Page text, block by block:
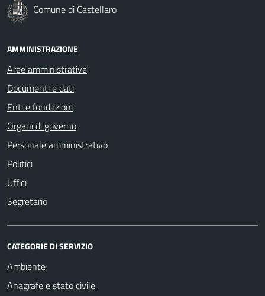
Comune di Castellaro
AMMINISTRAZIONE
Aree amministrative
Documenti e dati
Enti e fondazioni
Organi di governo
Personale amministrativo
Politici
Uffici
Segretario
CATEGORIE DI SERVIZIO
Ambiente
Anagrafe e stato civile